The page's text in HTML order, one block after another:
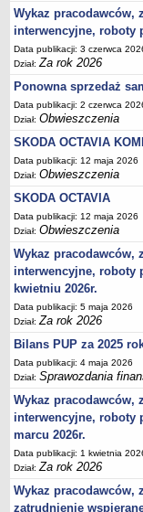
Zadania
Posiedzenia
Uchwały
Uchwały
Wykaz pracodawców,
interwencyjne, roboty
Data publikacji: 3 czerwca
Dział:Za rok 2026
Ponowna sprzedaż
Data publikacji: 2 czerwca
Dział:Obwieszczenia
SKODA OCTAVIA
Data publikacji: 12 maja 2026
Dział:Obwieszczenia
SKODA OCTAVIA
Data publikacji: 12 maja 2026
Dział:Obwieszczenia
Wykaz pracodawców,
interwencyjne, roboty
kwietniu 2026r.
Data publikacji: 5 maja 2026
Dział:Za rok 2026
Bilans PUP za 2025
Data publikacji: 4 maja 2026
Dział:Sprawozdania
Wykaz pracodawców,
interwencyjne, roboty
marcu 2026r.
Data publikacji: 1 kwietnia
Dział:Za rok 2026
Wykaz pracodawców,
zatrudnienie